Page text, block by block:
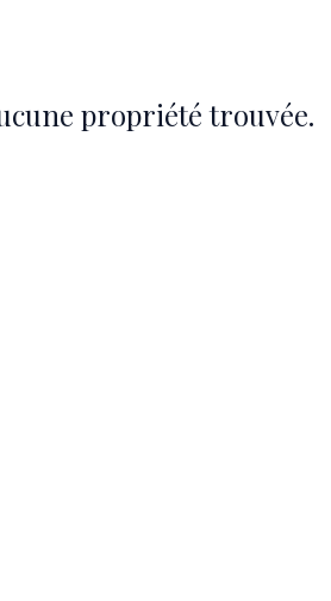
propriété trouvée.